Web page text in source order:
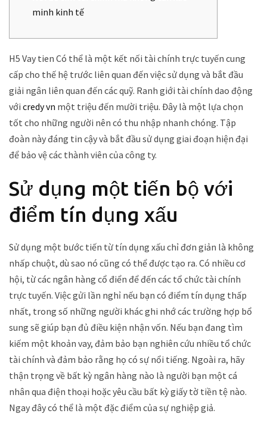
minh kinh tế
H5 Vay tien Có thể là một kết nối tài chính trực tuyến cung
cấp cho thế hệ trước liên quan đến việc sử dụng và bắt đầu
giải ngân liên quan đến các quỹ. Ranh giới tài chính dao động
với credy vn một triệu đến mười triệu. Đây là một lựa chọn
tốt cho những người nên có thu nhập nhanh chóng. Tập
đoàn này đáng tin cậy và bắt đầu sử dụng giai đoạn hiện đại
để bảo vệ các thành viên của công ty.
Sử dụng một tiến bộ với
điểm tín dụng xấu
Sử dụng một bước tiến từ tín dụng xấu chỉ đơn giản là không
nhấp chuột, dù sao nó cũng có thể được tạo ra. Có nhiều cơ
hội, từ các ngân hàng cổ điển để đến các tổ chức tài chính
trực tuyến. Việc gửi lần nghỉ nếu bạn có điểm tín dụng thấp
nhất, trong số những người khác ghi nhớ các trường hợp bổ
sung sẽ giúp bạn đủ điều kiện nhận vốn. Nếu bạn đang tìm
kiếm một khoản vay, đảm bảo bạn nghiên cứu nhiều tổ chức
tài chính và đảm bảo rằng họ có sự nổi tiếng. Ngoài ra, hãy
thận trọng về bất kỳ ngân hàng nào là người bạn một cá
nhân qua điện thoại hoặc yêu cầu bất kỳ giấy tờ tiền tệ nào.
Ngay đây có thể là một đặc điểm của sự nghiệp giả.